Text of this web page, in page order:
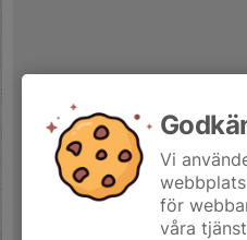
Vi
för
våra